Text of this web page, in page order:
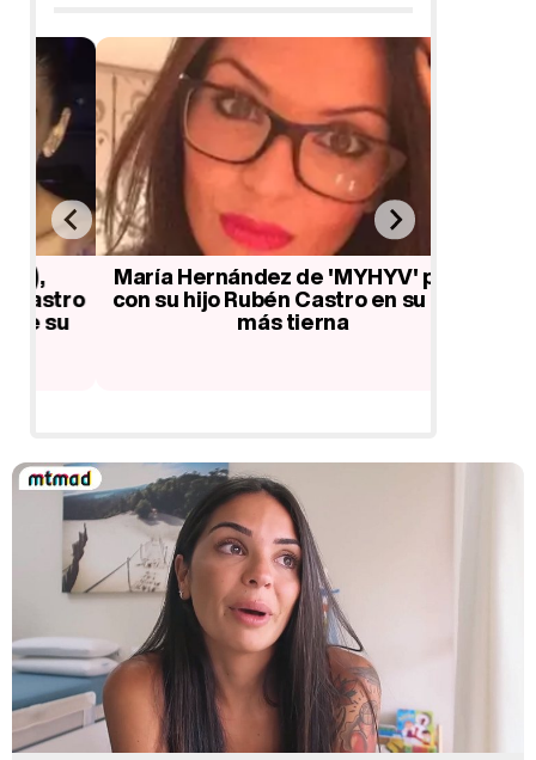
María Hernández de 'MYHYV' posa
con su hijo Rubén Castro en su foto
más tierna